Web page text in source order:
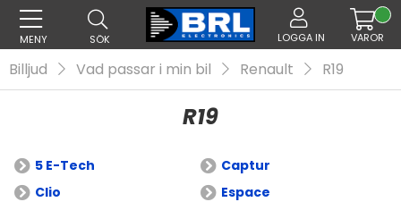
MENY SÖK LOGGA IN VAROR
Billjud Vad passar i min bil Renault R19
R19
5 E-Tech
Captur
Clio
Espace